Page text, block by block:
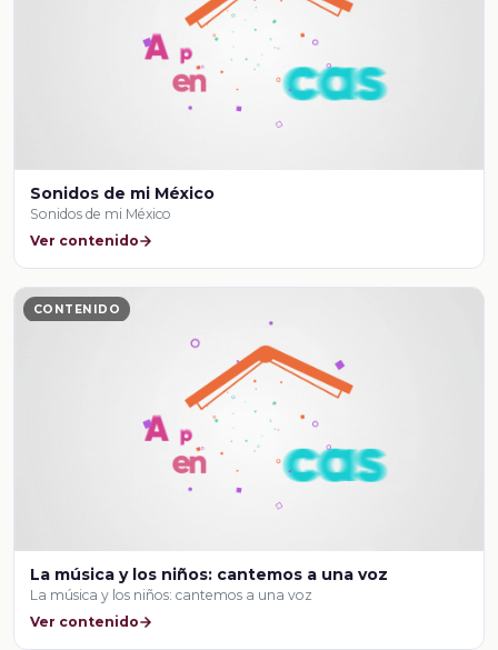
Sonidos de mi México
Sonidos de mi México
Ver contenido
CONTENIDO
La música y los niños: cantemos a una voz
La música y los niños: cantemos a una voz
Ver contenido